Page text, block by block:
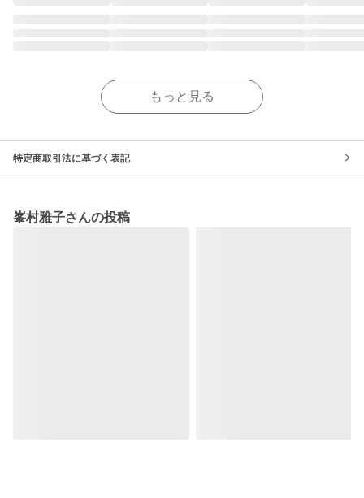
もっと見る
特定商取引法に基づく表記
峯村雅子さんの投稿